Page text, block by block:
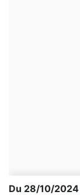
Du 28/10/